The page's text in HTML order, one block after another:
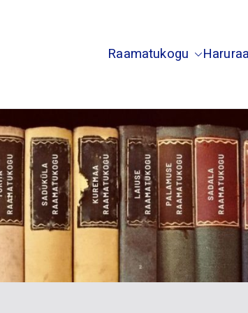
Saduküla Palamuse Kuremaa Laiuse
Raamatukogu